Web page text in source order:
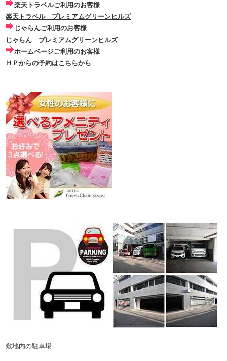
楽天トラベルご利用のお客様
楽天トラベル プレミアムグリーンヒルズ
じゃらんご利用のお客様
じゃらん プレミアムグリーンヒルズ
ホームページご利用のお客様
ＨＰからの予約はこちらから
敷地内の駐車場